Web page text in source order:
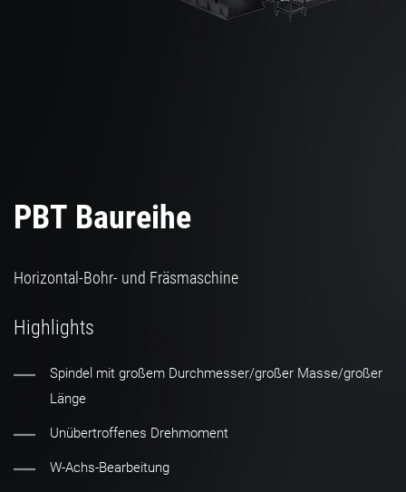
PBT Baureihe
Horizontal-Bohr- und Fräsmaschine
Highlights
Spindel mit großem Durchmesser/großer Masse/großer
Länge
Unübertroffenes Drehmoment
W-Achs-Bearbeitung